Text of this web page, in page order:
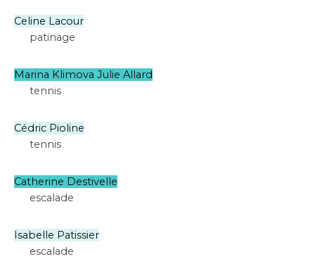
Celine Lacour
patinage
Marina Klimova Julie Allard
tennis
Cédric Pioline
tennis
Catherine Destivelle
escalade
Isabelle Patissier
escalade